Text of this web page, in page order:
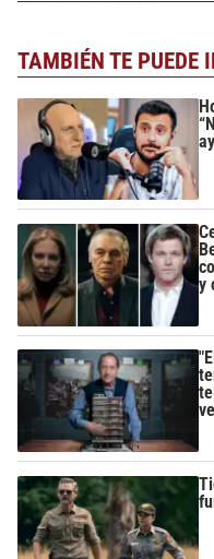
TAMBIÉN TE PUEDE
y